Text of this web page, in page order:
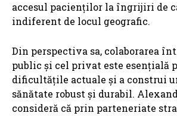
accesul pacienților la îngrijiri de
indiferent de locul geografic.
Din perspectiva sa, colaborarea
public și cel privat este esențială
dificultățile actuale și a construi
sănătate robust și durabil.
consideră că prin parteneriate